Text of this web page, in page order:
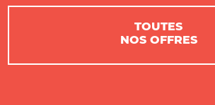
TOUTES
NOS OFFRES